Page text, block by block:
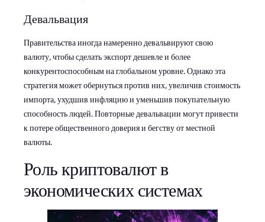
Девальвация
Правительства иногда намеренно девальвируют свою
валюту, чтобы сделать экспорт дешевле и более
конкурентоспособным на глобальном уровне. Однако эта
стратегия может обернуться против них, увеличив стоимость
импорта, ухудшив инфляцию и уменьшив покупательную
способность людей. Повторные девальвации могут привести
к потере общественного доверия и бегству от местной
валюты.
Роль криптовалют в
экономических системах